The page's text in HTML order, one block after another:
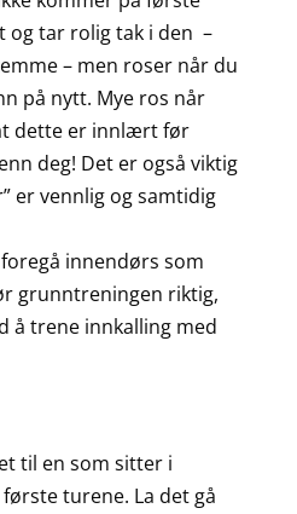
og tar rolig tak i den –
– men roser når du
på nytt. Mye ros når
dette er innlært før
deg! Det er også viktig
er vennlig og samtidig
innendørs som
grunntreningen riktig,
å trene innkalling med
til en som sitter i
turene. La det gå